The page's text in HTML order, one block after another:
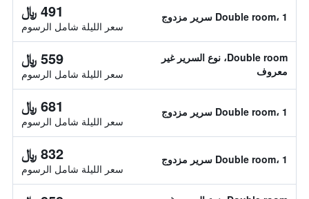
Double room، 1 سرير مزدوج 491 ﷼
سعر الليلة شامل الرسوم
Double room، نوع السرير غير
معروف
559 ﷼
سعر الليلة شامل الرسوم
Double room، 1 سرير مزدوج 681 ﷼
سعر الليلة شامل الرسوم
Double room، 1 سرير مزدوج 832 ﷼
سعر الليلة شامل الرسوم